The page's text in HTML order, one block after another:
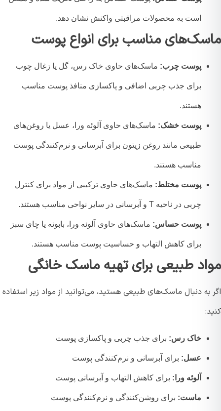
است به محصولات مراقبتی واکنش نشان دهد.
مناسب برای انواع پوست
پوست چرب: ماسک‌های حاوی خاک رس، گل یا زغال چوب
برای جذب چربی اضافی و پاکسازی منافذ پوست مناسب
هستند.
پوست خشک:ماسک‌های حاوی آلوئه ورا، عسل یا روغن‌های
طبیعی مانند روغن زیتون برای آبرسانی و نرم‌کنندگی پوست
مناسب هستند.
پوست مختلط:ماسک‌های حاوی ترکیبی از مواد برای کنترل
چربی در ناحیه T و آبرسانی در سایر نواحی مناسب هستند.
پوست حساس:ماسک‌های حاوی آلوئه ورا، بابونه یا چای سبز
برای کاهش التهاب و حساسیت پوست مناسب هستند.
طبیعی برای تهیه ماسک خانگی
به دنبال ماسک‌های طبیعی هستید، می‌توانید از مواد زیر استفاده
خاک رس:برای جذب چربی و پاکسازی پوست
عسل:برای آبرسانی و نرم‌کنندگی پوست
آلوئه ورا:برای کاهش التهاب و آبرسانی پوست
ماست:برای روشن‌کنندگی و نرم‌کنندگی پوست